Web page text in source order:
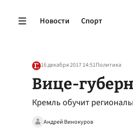
Новости Спорт
16 декабря 2017 14:51Политика
Вице-
Кремль обучит
Андрей Винокуров